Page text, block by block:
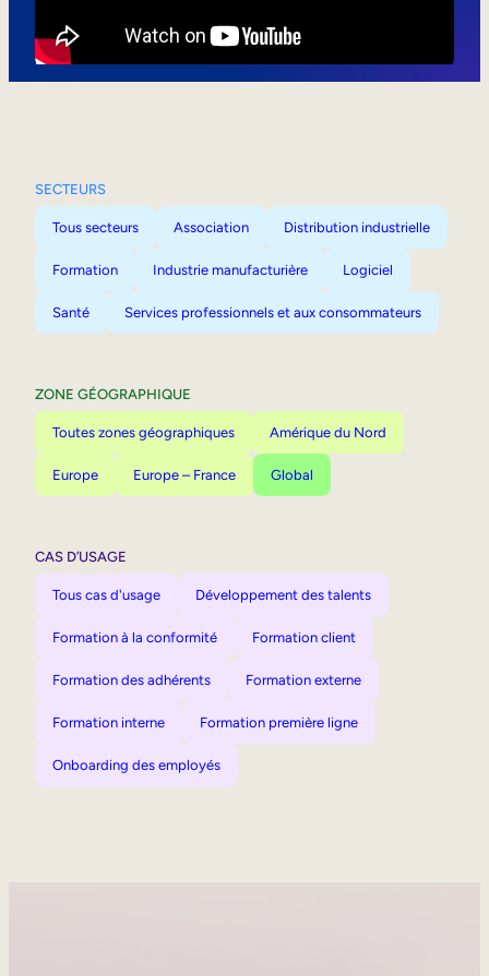
SECTEURS
Tous secteurs Association Distribution industrielle
Formation Industrie manufacturière Logiciel
Santé Services professionnels et aux consommateurs
ZONE GÉOGRAPHIQUE
Toutes zones géographiques Amérique du Nord
Europe Europe – France Global
CAS D’USAGE
Tous cas d'usage Développement des talents
Formation à la conformité Formation client
Formation des adhérents Formation externe
Formation interne Formation première ligne
Onboarding des employés